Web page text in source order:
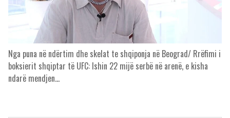
Nga puna në ndërtim dhe skelat te shqiponja në Beograd/ Rrëfimi i
boksierit shqiptar të UFC: Ishin 22 mijë serbë në arenë, e kisha
ndarë mendjen…